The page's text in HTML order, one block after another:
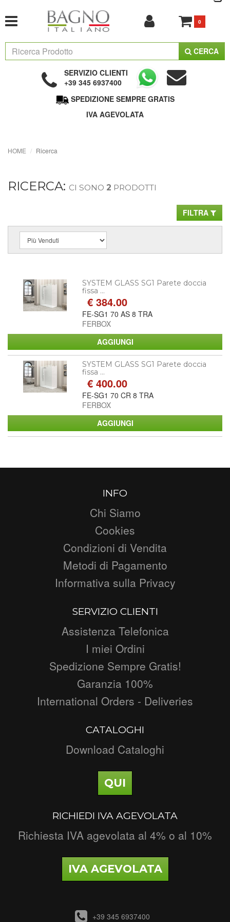
0
CERCA
SERVIZIO CLIENTI
+39 345 6937400
SPEDIZIONE SEMPRE GRATIS
IVA AGEVOLATA
HOME Ricerca
RICERCA: CI SONO 2 PRODOTTI
FILTRA
SYSTEM GLASS SG1 Parete doccia
fissa ...
€ 384.00
FE-SG1 70 AS 8 TRA
FERBOX
SYSTEM GLASS SG1 Parete doccia
fissa ...
€ 400.00
FE-SG1 70 CR 8 TRA
FERBOX
INFO
Chi Siamo
Cookies
Condizioni di Vendita
Metodi di Pagamento
Informativa sulla Privacy
SERVIZIO CLIENTI
Assistenza Telefonica
I miei Ordini
Spedizione Sempre Gratis!
Garanzia 100%
International Orders - Deliveries
CATALOGHI
Download Cataloghi
QUI
RICHIEDI IVA AGEVOLATA
Richiesta IVA agevolata al 4% o al 10%
IVA AGEVOLATA
+39 345 6937400